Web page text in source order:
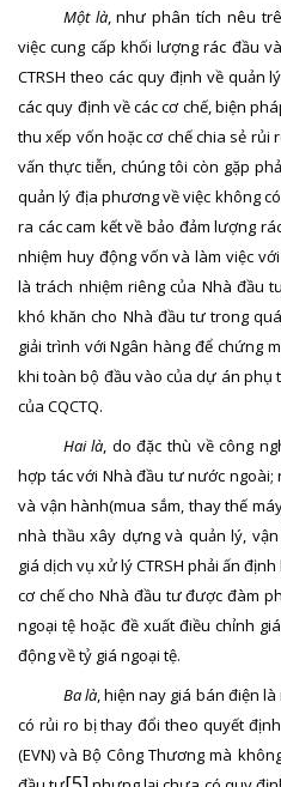
Một là, như phân tích nêu
việc cung cấp khối lượng rác đầu
CTRSH theo các quy định về quản
các quy định về các cơ chế, biện
thu xếp vốn hoặc cơ chế chia sẻ rủi
vấn thực tiễn, chúng tôi còn gặp
quản lý địa phương về việc không
ra các cam kết về bảo đảm lượng
nhiệm huy động vốn và làm việc
là trách nhiệm riêng của Nhà đầu
khó khăn cho Nhà đầu tư trong
giải trình với Ngân hàng để chứng
khi toàn bộ đầu vào của dự án phụ
của CQCTQ.
Hai là, do đặc thù về công
hợp tác với Nhà đầu tư nước
và vận hành(mua sắm, thay thế
nhà thầu xây dựng và quản lý,
giá dịch vụ xử lý CTRSH phải ấn
cơ chế cho Nhà đầu tư được đàm
ngoại tệ hoặc đề xuất điều chỉnh
động về tỷ giá ngoại tệ.
Ba là, hiện nay giá bán điện
có rủi ro bị thay đổi theo quyết
(EVN) và Bộ Công Thương mà